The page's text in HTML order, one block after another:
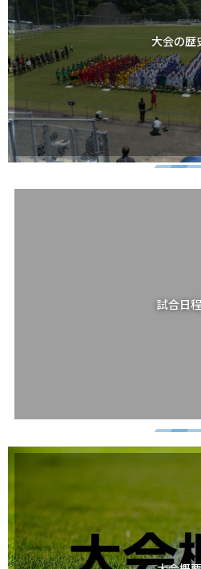
大会の歴
試合日程